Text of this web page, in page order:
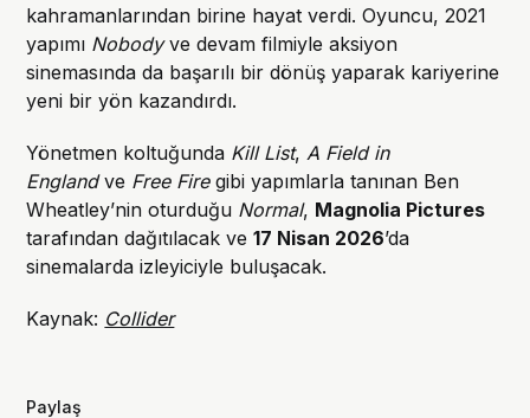
kahramanlarından birine hayat verdi. Oyuncu, 2021
yapımı Nobodyve devam filmiyle aksiyon
sinemasında da başarılı bir dönüş yaparak kariyerine
yeni bir yön kazandırdı.
Yönetmen koltuğunda Kill List, A Field in
Englandve Free Firegibi yapımlarla tanınan Ben
Wheatley’nin oturduğu Normal, Magnolia Pictures
tarafından dağıtılacak ve17 Nisan 2026’da
sinemalarda izleyiciyle buluşacak.
Kaynak: Collider
Paylaş